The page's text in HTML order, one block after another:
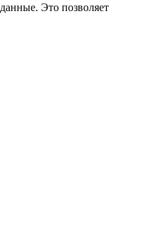
Это позволяет